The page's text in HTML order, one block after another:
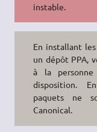
instable.
En installant les
un dépôt PPA,
à la
disposition.
paquets ne
Canonical.